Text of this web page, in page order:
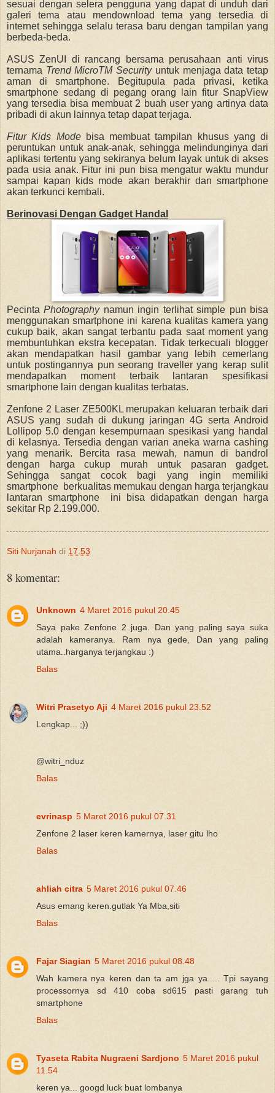
sesuai dengan selera pengguna yang dapat di unduh dari
galeri tema atau mendownload tema yang tersedia di
internet sehingga selalu terasa baru dengan tampilan yang
berbeda-beda.
ASUS ZenUI di rancang bersama perusahaan anti virus
ternama Trend MicroTM Security untuk menjaga data tetap
aman di smartphone. Begitupula pada privasi,
ketika
smartphone sedang di pegang orang lain fitur SnapView
yang tersedia bisa membuat 2 buah user yang artinya data
pribadi di akun lainnya tetap dapat terjaga.
Fitur Kids Modebisa membuat tampilan khusus yang di
peruntukan untuk anak-anak, sehingga melindunginya dari
aplikasi tertentu yang sekiranya belum layak untuk di akses
pada usia anak. Fitur ini pun bisa mengatur waktu mundur
sampai kapan kids mode akan berakhir dan smartphone
akan terkunci kembali.
Berinovasi Dengan Gadget Handal
PecintaPhotography namun ingin terlihat simple pun bisa
menggunakan smartphone ini karena kualitas kamera yang
cukup baik, akan sangat terbantu pada saat moment yang
membuntuhkan ekstra kecepatan. Tidak terkecuali blogger
akan mendapatkan hasil gambar yang lebih cemerlang
untuk postingannya pun seorang traveller yang kerap sulit
mendapatkan moment terbaik lantaran spesifikasi
smartphone lain dengan kualitas terbatas.
Zenfone 2 Laser ZE500KL merupakan keluaran terbaik dari
ASUS yang sudah di dukung jaringan 4G serta Android
Lollipop 5.0 dengan kesempurnaan spesikasi yang handal
di kelasnya. Tersedia dengan varian aneka warna cashing
yang menarik. Bercita rasa mewah, namun di bandrol
dengan harga cukup murah untuk pasaran gadget.
Sehingga sangat cocok bagi yang ingin memiliki
smartphone berkualitas memukau dengan harga terjangkau
lantaran smartphone ini bisa didapatkan dengan harga
sekitar Rp 2.199.000.
Siti Nurjanah di 17.53
8 komentar:
Unknown 4 Maret 2016 pukul 20.45
Saya pake Zenfone 2 juga. Dan yang paling saya suka
adalah kameranya. Ram nya gede, Dan yang paling
utama..harganya terjangkau :)
Balas
Witri Prasetyo Aji 4 Maret 2016 pukul 23.52
Lengkap... ;))
@witri_nduz
Balas
evrinasp 5 Maret 2016 pukul 07.31
Zenfone 2 laser keren kamernya, laser gitu lho
Balas
ahliah citra 5 Maret 2016 pukul 07.46
Asus emang keren.gutlak Ya Mba,siti
Balas
Fajar Siagian 5 Maret 2016 pukul 08.48
Wah kamera nya keren dan ta am jga ya..... Tpi sayang
processornya sd 410 coba sd615 pasti garang tuh
smartphone
Balas
Tyaseta Rabita Nugraeni Sardjono 5 Maret 2016 pukul
11.54
keren ya... googd luck buat lombanya